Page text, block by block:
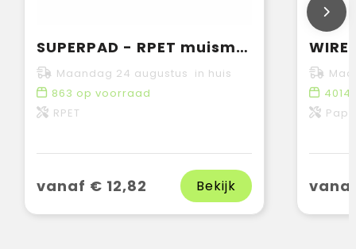
SUPERPAD - RPET muismat 15W oplader
Maandag 24 augustus in huis
863 op voorraad
RPET
vanaf € 12,82 Bekijk
4014